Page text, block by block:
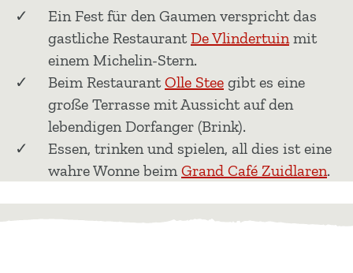
Ein Fest für den Gaumen verspricht das
gastliche RestaurantDe Vlindertuinmit
einem Michelin-Stern.
Beim RestaurantOlle Stee gibt es eine
große Terrasse mit Aussicht auf den
lebendigen Dorfanger (Brink).
Essen, trinken und spielen, all dies ist eine
wahre Wonne beim Grand Café Zuidlaren.